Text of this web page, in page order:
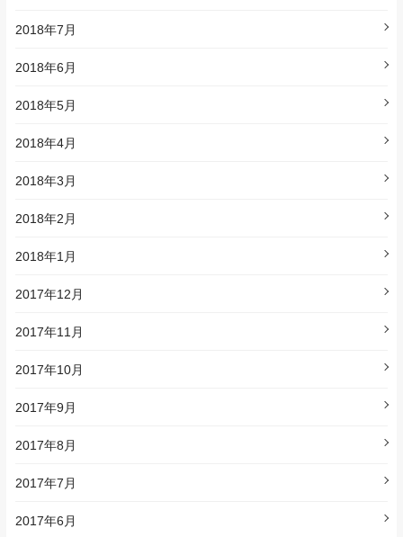
2018年7月
2018年6月
2018年5月
2018年4月
2018年3月
2018年2月
2018年1月
2017年12月
2017年11月
2017年10月
2017年9月
2017年8月
2017年7月
2017年6月